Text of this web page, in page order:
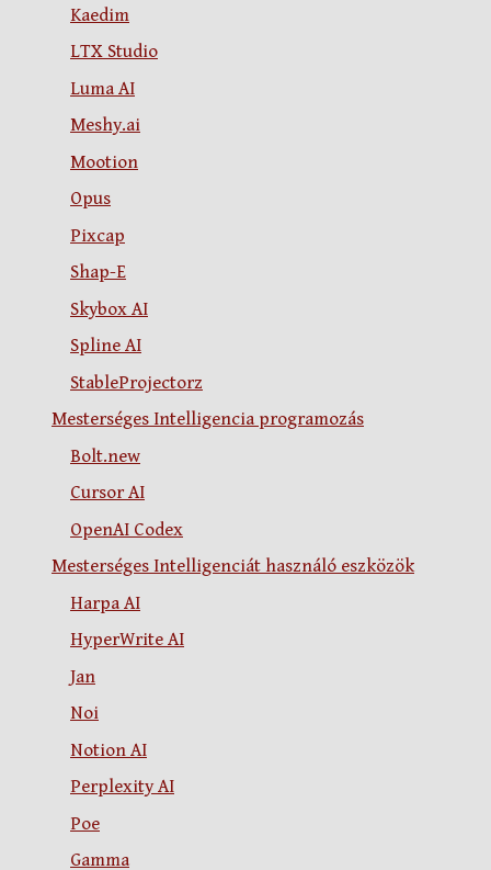
Kaedim
LTX Studio
Luma AI
Meshy.ai
Mootion
Opus
Pixcap
Shap-E
Skybox AI
Spline AI
StableProjectorz
Mesterséges Intelligencia programozás
Bolt.new
Cursor AI
OpenAI Codex
Mesterséges Intelligenciát használó eszközök
Harpa AI
HyperWrite AI
Jan
Noi
Notion AI
Perplexity AI
Poe
Gamma